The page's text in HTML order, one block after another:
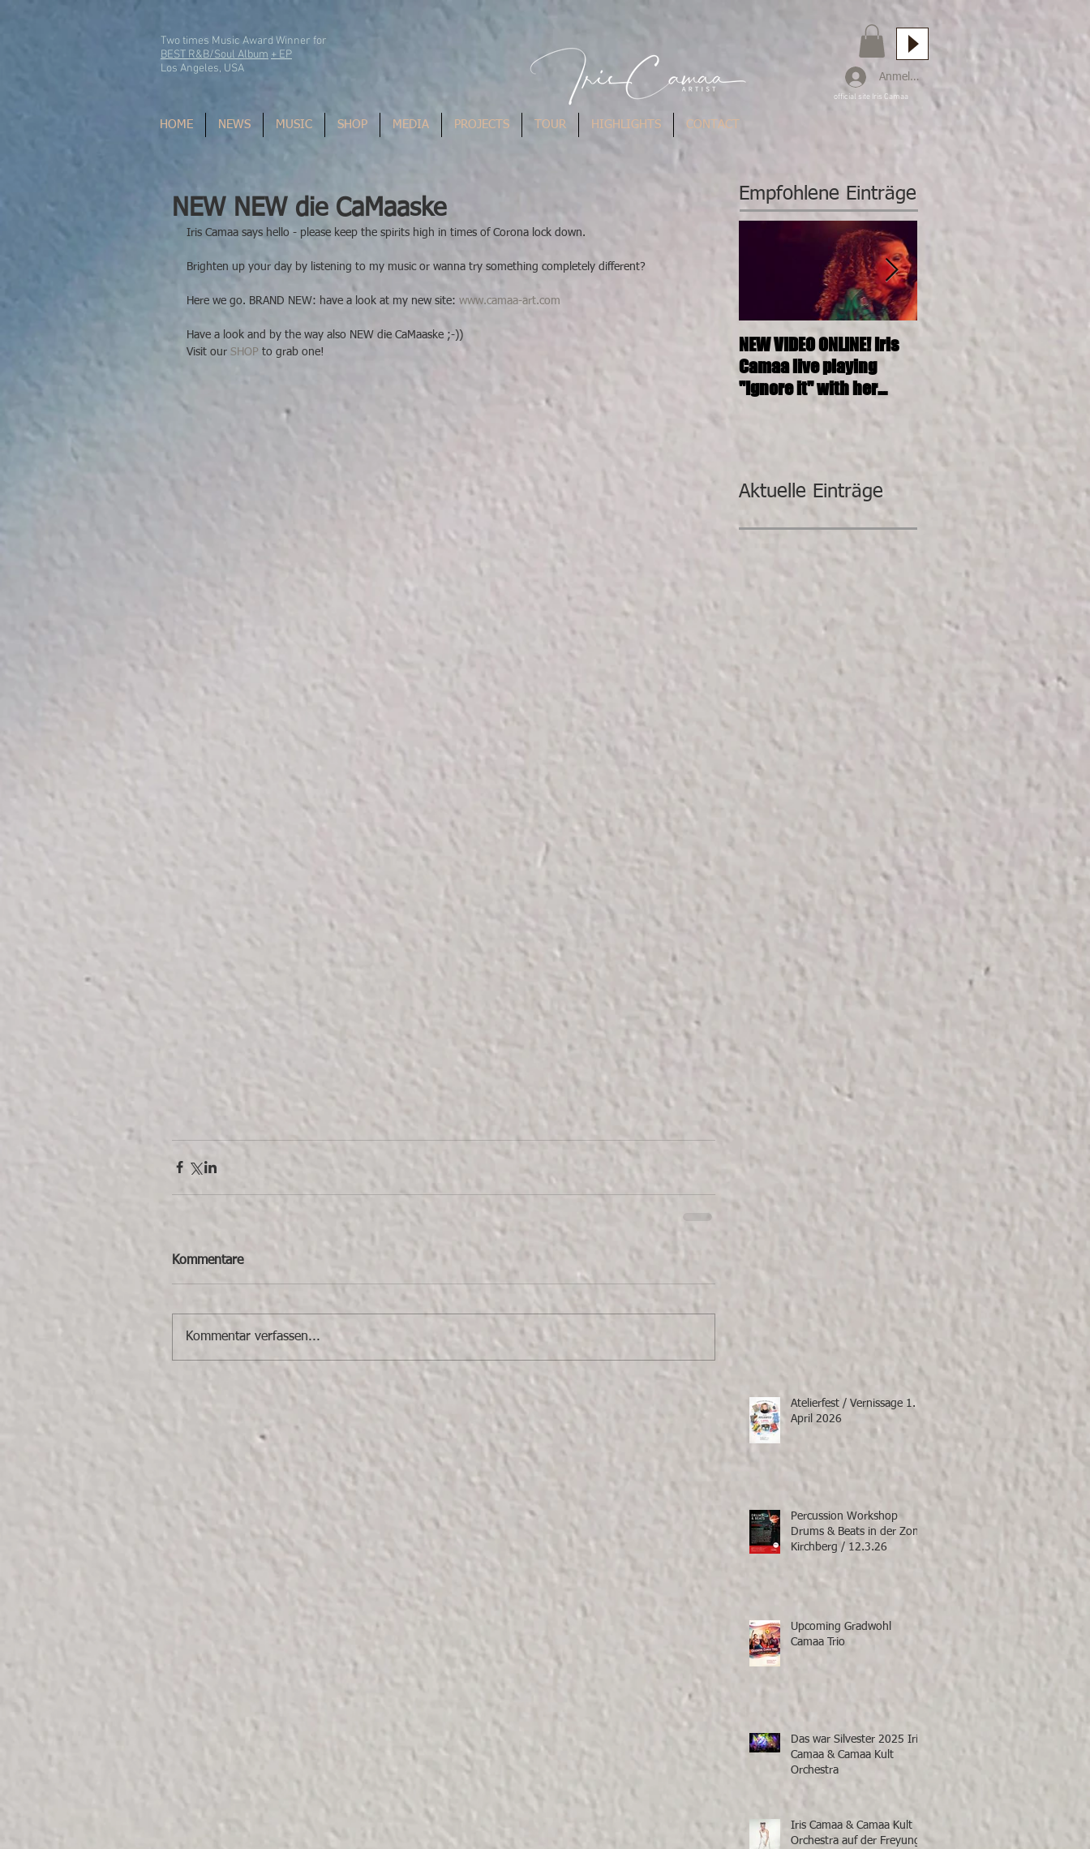
Two times Music Award Winner for
BEST R&B/Soul Album + EP
Los Angeles, USA
Anmelden
official site Iris Camaa
HOME NEWS MUSIC SHOP MEDIA PROJECTS TOUR HIGHLIGHTS CONTACT
NEW NEW die CaMaaske
Iris Camaa says hello - please keep the spirits high in times of Corona lock down.
Brighten up your day by listening to my music or wanna try something completely different?
Here we go. BRAND NEW: have a look at my new site: www.camaa-art.com
Have a look and by the way also NEW die CaMaaske ;-))
Visit our SHOP to grab one!
Kommentare
Kommentar verfassen...
Empfohlene Einträge
NEW VIDEO ONLINE! Iris
Camaa live playing
"Ignore it" with her
incredible band.
26.11.2016, 20:00, IRIS
CAMAA 4tett @ SOSHANA
Aktuelle Einträge
Atelierfest / Vernissage 1.
April 2026
Percussion Workshop
Drums & Beats in der Zone
Kirchberg / 12.3.26
Upcoming Gradwohl
Camaa Trio
Das war Silvester 2025 Iris
Camaa & Camaa Kult
Orchestra
Iris Camaa & Camaa Kult
Orchestra auf der Freyung